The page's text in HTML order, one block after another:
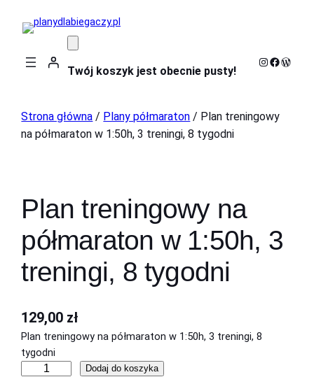
Twój koszyk jest obecnie pusty!
Instagram
Strona główna / Plany półmaraton / Plan treningowy
na półmaraton w 1:50h, 3 treningi, 8 tygodni
Plan treningowy na
półmaraton w 1:50h, 3
treningi, 8 tygodni
129,00 zł
Plan treningowy na półmaraton w 1:50h, 3 treningi, 8
tygodni
Dodaj do koszyka